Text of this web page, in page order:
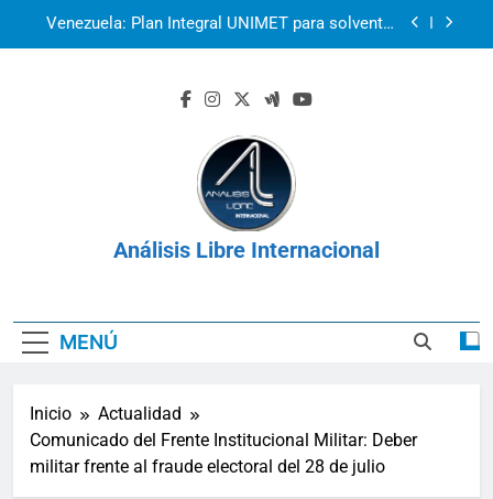
Venezuela: Plan Integral UNIMET para solventar
cronograma y el mandato de sensatez
La prisión como herramienta de control:
Venezuela, Cuba y Nicaragua 2026
Venezuela: Plan Integral UNIMET para solventar
la crisis apocalíptica de La Guaira
Análisis Libre Internacional
MENÚ
Inicio
Actualidad
Comunicado del Frente Institucional Militar: Deber
militar frente al fraude electoral del 28 de julio